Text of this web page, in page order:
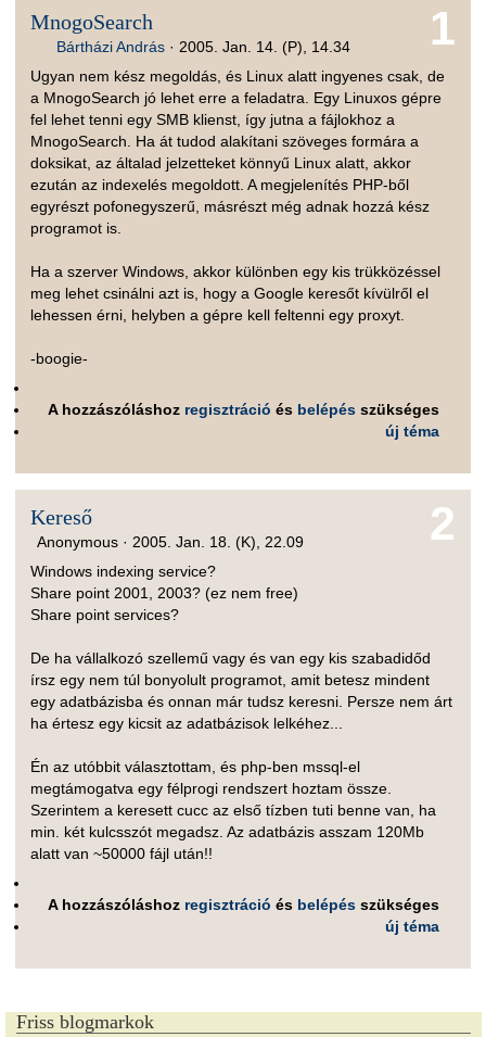
1
MnogoSearch
Bártházi András · 2005. Jan. 14. (P), 14.34
Ugyan nem kész megoldás, és Linux alatt ingyenes csak, de
a MnogoSearch jó lehet erre a feladatra. Egy Linuxos gépre
fel lehet tenni egy SMB klienst, így jutna a fájlokhoz a
MnogoSearch. Ha át tudod alakítani szöveges formára a
doksikat, az általad jelzetteket könnyű Linux alatt, akkor
ezután az indexelés megoldott. A megjelenítés PHP-ből
egyrészt pofonegyszerű, másrészt még adnak hozzá kész
programot is.
Ha a szerver Windows, akkor különben egy kis trükközéssel
meg lehet csinálni azt is, hogy a Google keresőt kívülről el
lehessen érni, helyben a gépre kell feltenni egy proxyt.
-boogie-
A hozzászóláshoz regisztráció és belépés szükséges
új téma
2
Kereső
Anonymous · 2005. Jan. 18. (K), 22.09
Windows indexing service?
Share point 2001, 2003? (ez nem free)
Share point services?
De ha vállalkozó szellemű vagy és van egy kis szabadidőd
írsz egy nem túl bonyolult programot, amit betesz mindent
egy adatbázisba és onnan már tudsz keresni. Persze nem árt
ha értesz egy kicsit az adatbázisok lelkéhez...
Én az utóbbit választottam, és php-ben mssql-el
megtámogatva egy félprogi rendszert hoztam össze.
Szerintem a keresett cucc az első tízben tuti benne van, ha
min. két kulcsszót megadsz. Az adatbázis asszam 120Mb
alatt van ~50000 fájl után!!
A hozzászóláshoz regisztráció és belépés szükséges
új téma
Friss blogmarkok